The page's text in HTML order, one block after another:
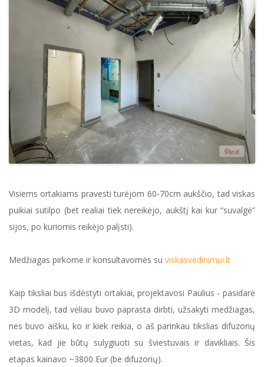
Visiems ortakiams pravesti turėjom 60-70cm aukščio, tad viskas
puikiai sutilpo (bet realiai tiek nereikėjo, aukštį kai kur “suvalgė”
sijos, po kuriomis reikėjo palįsti).
Medžiagas pirkome ir konsultavomės su viskasvedinimui.lt
Kaip tiksliai bus išdėstyti ortakiai, projektavosi Paulius - pasidarė
3D modelį, tad vėliau buvo paprasta dirbti, užsakyti medžiagas,
nes buvo aišku, ko ir kiek reikia, o aš parinkau tikslias difuzorių
vietas, kad jie būtų sulygiuoti su šviestuvais ir davikliais. Šis
etapas kainavo ~3800 Eur (be difuzorių).